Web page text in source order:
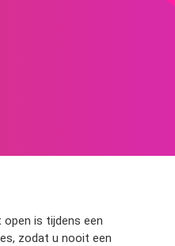
is tijdens een
zodat u nooit een